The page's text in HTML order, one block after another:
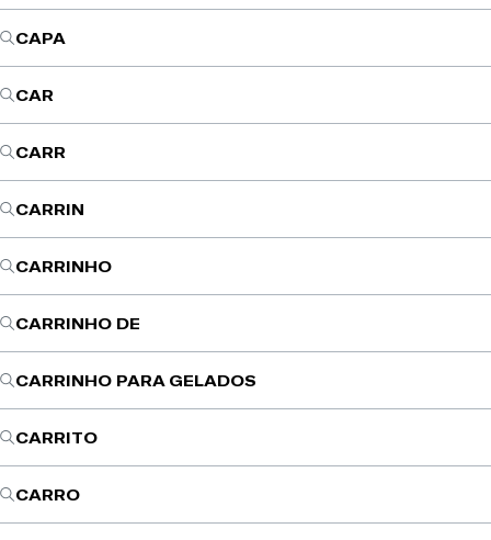
CAPA
CAR
CARR
CARRIN
CARRINHO
CARRINHO DE
CARRINHO PARA GELADOS
CARRITO
CARRO